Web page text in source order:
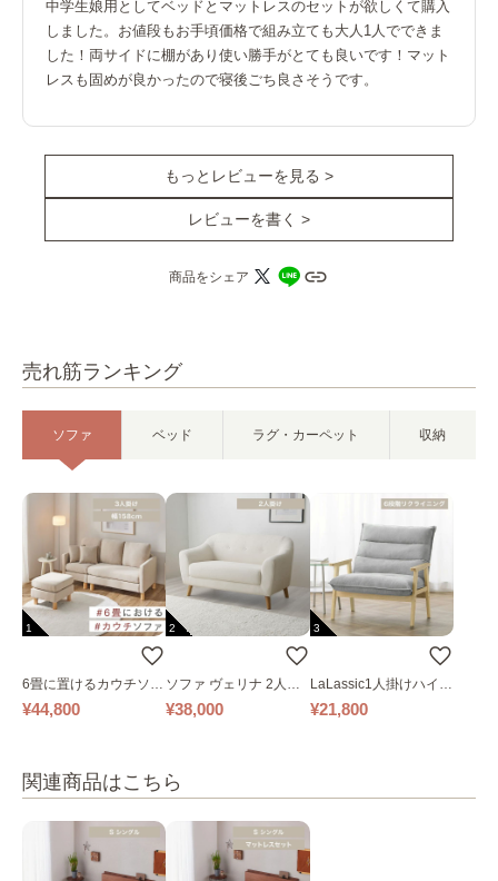
売れ筋ランキング
ソファ ベッド ラグ・カーペット 収納
1
6畳に置けるカウチソフ
ァ｜ベージュ
¥44,800
2
ソファ ヴェリナ 2人掛
け
¥38,000
3
LaLassic1人掛けハイバ
ックソファ ワイド
¥21,800
関連商品はこちら
中学生娘用としてベッドとマットレスのセットが欲しくて購入
しました。お値段もお手頃価格で組み立ても大人1人でできま
した！両サイドに棚があり使い勝手がとても良いです！マット
レスも固めが良かったので寝後ごち良さそうです。
もっとレビューを見る >
レビューを書く >
商品をシェア